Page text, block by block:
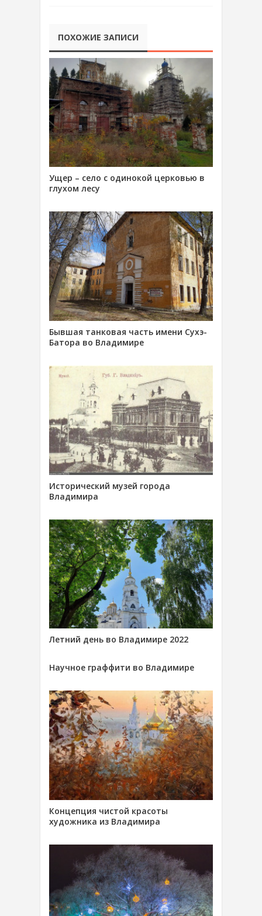
ПОХОЖИЕ ЗАПИСИ
Ущер – село с одинокой церковью в
глухом лесу
Бывшая танковая часть имени Сухэ-
Батора во Владимире
Исторический музей города
Владимира
Летний день во Владимире 2022
Научное граффити во Владимире
Концепция чистой красоты
художника из Владимира